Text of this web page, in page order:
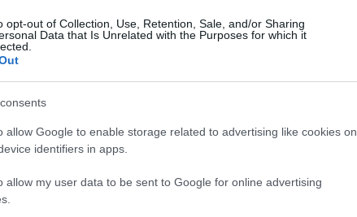
opt-out of Collection, Use, Retention, Sale, and/or Sharing
Data that Is Unrelated with the Purposes for which it
allow Google to enable storage related to advertising like cookies on
identifiers in apps.
allow my user data to be sent to Google for online advertising
elkészült az első élőszereplős videójáték-adaptáció,
Super Mario tesók kalandjait vitte vászonra. Sok
rossz ómennek is betudható így utólag, ugyanis az
rosszabb, sok esetben kifejezetten pocsék
ha ugyan akadt is, tényleg csak szökőévente.
magabiztos felszállóágnak lehettünk a szemtanúi a
összeszedni szeretett játékaink legvállalhatóbb,
Kronológiai sorrendben pedig vegyük is
nagyjából 2 órát az időnkből.